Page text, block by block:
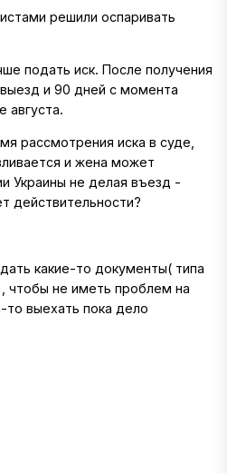
решили оспаривать
подать иск. После получения
и 90 дней с момента
августа.
рассмотрения иска в суде,
и жена может
Украины не делая въезд -
действительности?
какие-то документы( типа
чтобы не иметь проблем на
выехать пока дело